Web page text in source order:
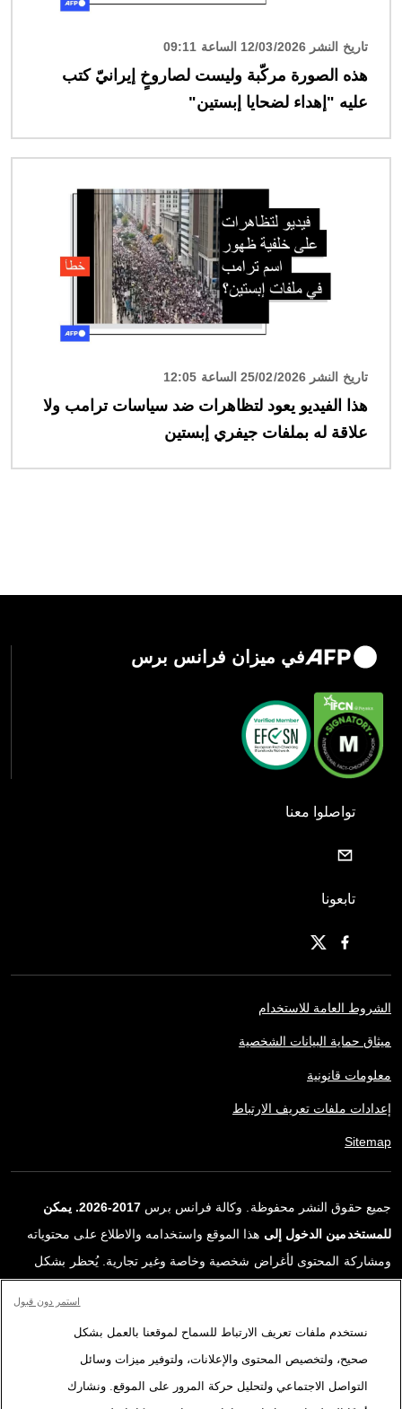
تاريخ النشر 12/03/2026 الساعة 09:11
هذه الصورة مركّبة وليست لصاروخٍ إيرانيّ كتب
عليه "إهداء لضحايا إبستين"
تاريخ النشر 25/02/2026 الساعة 12:05
هذا الفيديو يعود لتظاهرات ضد سياسات ترامب ولا
علاقة له بملفات جيفري إبستين
في ميزان فرانس برس
تواصلوا معنا
تابعونا
الشروط العامة للاستخدام
ميثاق حماية البيانات الشخصية
معلومات قانونية
إعدادات ملفات تعريف الارتباط
Sitemap
جميع حقوق النشر محفوظة. وكالة فرانس برس
2017-2026. يمكن
للمستخدمين الدخول إلى هذا الموقع واستخدامه والاطلاع على محتوياته
ومشاركة المحتوى لأغراض شخصية وخاصة وغير تجارية. يُحظر بشكل
ترخيص محددة موقعة مع وكالة فرانس برس. المواد والروابط الواردة في
التقارير، والتي لم تنتجها وكالة فرانس برس، مستخدمة فقط وبالقدر
اللازم كعناصر إثبات لمحتوى هذه التقارير. لم تحصل فرانس برس على أي
نستخدم ملفات تعريف الارتباط للسماح لموقعنا بالعمل بشكل
صحيح، ولتخصيص المحتوى والإعلانات، ولتوفير ميزات وسائل
التواصل الاجتماعي ولتحليل حركة المرور على الموقع. ونشارك
استمر دون قبول